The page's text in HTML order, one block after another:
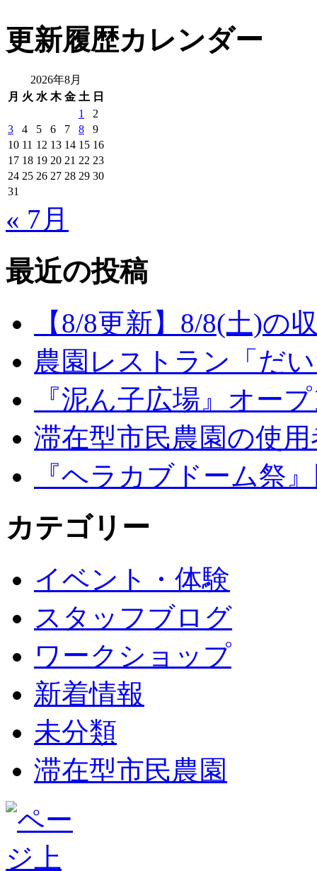
更新履歴カレンダー
2026年8月
月 火 水 木 金 土 日
1
2
3
4 5 6 7 8
9
10 11 12 13 14 15 16
17 18 19 20 21 22 23
24 25 26 27 28 29 30
31
« 7月
最近の投稿
【8/8更新】8/8(土)の
農園レストラン「だ
『泥ん子広場』オー
滞在型市民農園の使
『ヘラカブドーム祭
カテゴリー
イベント・体験
スタッフブログ
ワークショップ
新着情報
未分類
滞在型市民農園